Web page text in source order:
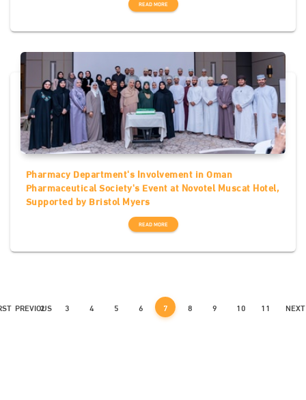
READ MORE
Pharmacy Department's Involvement in Oman
Pharmaceutical Society's Event at Novotel Muscat Hotel,
Supported by Bristol Myers
READ MORE
PREVIOUS
2 3 4 5 6 7 8 9 10 11 NEXT